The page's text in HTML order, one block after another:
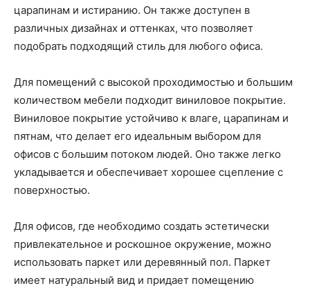
царапинам и истиранию. Он также доступен в
различных дизайнах и оттенках, что позволяет
подобрать подходящий стиль для любого офиса.
Для помещений с высокой проходимостью и большим
количеством мебели подходит виниловое покрытие.
Виниловое покрытие устойчиво к влаге, царапинам и
пятнам, что делает его идеальным выбором для
офисов с большим потоком людей. Оно также легко
укладывается и обеспечивает хорошее сцепление с
поверхностью.
Для офисов, где необходимо создать эстетически
привлекательное и роскошное окружение, можно
использовать паркет или деревянный пол. Паркет
имеет натуральный вид и придает помещению